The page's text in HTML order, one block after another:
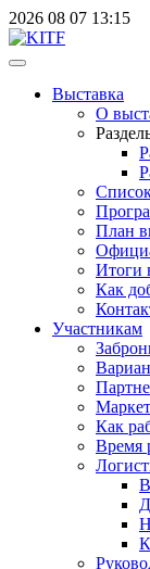
2026 08 07 13:15
Выставка
О
План
Итоги
Как
Участникам
Как
Время